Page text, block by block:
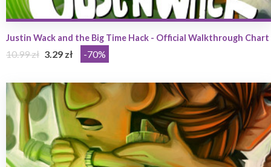
Justin Wack and the Big Time Hack - Official Walkthrough Chart
10.99 zł 3.29 zł -70%